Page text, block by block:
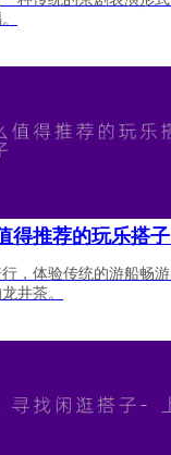
得推荐的玩乐搭子
，体验传统的游船畅
井茶。